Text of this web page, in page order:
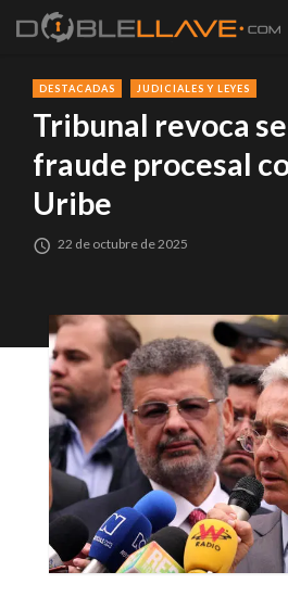
DESTACADAS JUDICIALES Y LEYES
Tribunal revoca
fraude procesal
Uribe
22 de octubre de 2025